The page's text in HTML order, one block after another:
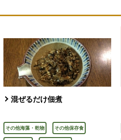
混ぜるだけ佃煮
その他海藻・乾物 その他保存食